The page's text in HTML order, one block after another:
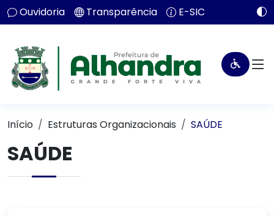
Ouvidoria Transparência E-SIC
Início Estruturas Organizacionais SAÚDE
SAÚDE